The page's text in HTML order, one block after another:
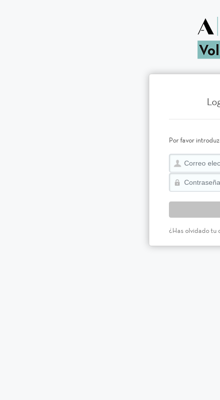
Por favor
¿Has olvidado tu